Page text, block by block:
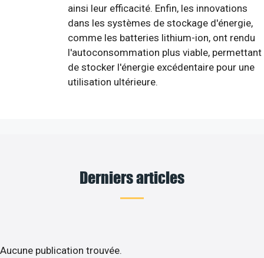
ainsi leur efficacité. Enfin, les innovations
dans les systèmes de stockage d'énergie,
comme les batteries lithium-ion, ont rendu
l'autoconsommation plus viable, permettant
de stocker l'énergie excédentaire pour une
utilisation ultérieure.
Derniers articles
Aucune publication trouvée.